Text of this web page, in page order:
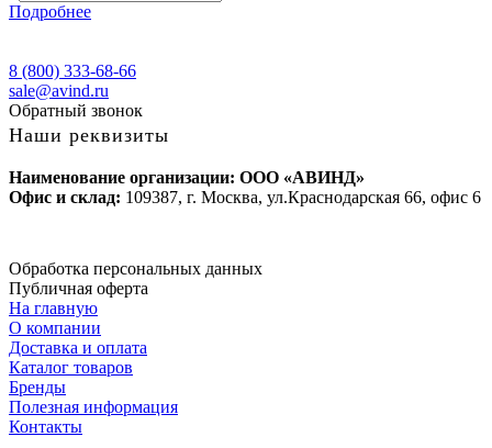
Подробнее
8 (800) 333-68-66
sale@avind.ru
Обратный звонок
Наши реквизиты
Наименование организации: ООО «АВИНД»
Офис и склад: 109387, г. Москва, ул.Краснодарская 66, офис 6
Обработка персональных данных
Публичная оферта
На главную
О компании
Доставка и оплата
Каталог товаров
Бренды
Полезная информация
Контакты